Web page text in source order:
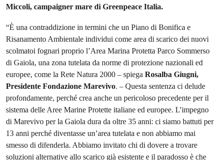
Miccoli, campaigner mare di Greenpeace Italia.
“È una contraddizione in termini che un Piano di Bonifica e
Risanamento Ambientale individui come area di scarico dei nuovi
scolmatoi fognari proprio l’Area Marina Protetta Parco Sommerso
di Gaiola, una zona tutelata da norme di protezione nazionali ed
europee, come la Rete Natura 2000 – spiega Rosalba Giugni,
Presidente Fondazione Marevivo. – Questa sentenza ci delude
profondamente, perché crea anche un pericoloso precedente per il
sistema delle Aree Marine Protette italiane ed europee. L’impegno
di Marevivo per la Gaiola dura da oltre 35 anni: ci siamo battuti per
13 anni perché diventasse un’area tutelata e non abbiamo mai
smesso di difenderla. Abbiamo invitato chi di dovere a trovare
soluzioni alternative allo scarico già esistente e il paradosso è che